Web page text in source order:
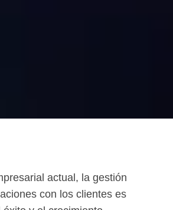
actual, la gestión
con los clientes es